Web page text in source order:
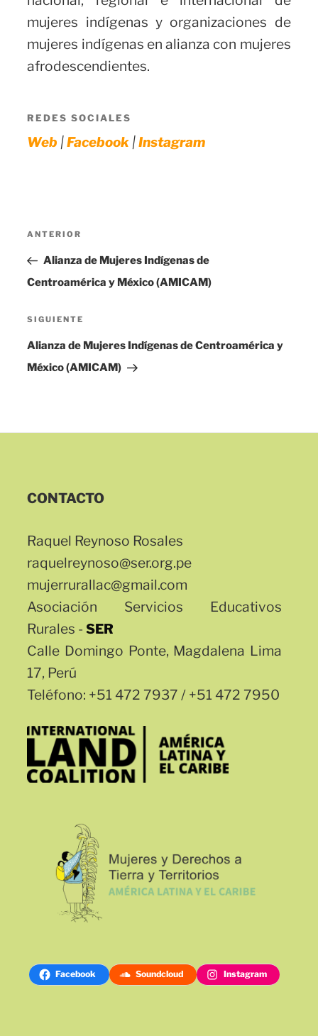
mujeres indígenas y organizaciones de
mujeres indígenas en alianza con mujeres
afrodescendientes.
REDES SOCIALES
Web |Facebook |Instagram
entradas
Entrada
anterior:
ANTERIOR
Alianza de Mujeres Indígenas de
Centroamérica y México (AMICAM)
Siguiente
entrada
SIGUIENTE
Alianza de Mujeres Indígenas de Centroamérica y
México (AMICAM)
CONTACTO
Raquel Reynoso Rosales
raquelreynoso@ser.org.pe
mujerrurallac@gmail.com
Asociación Servicios Educativos
Rurales -SER
Calle Domingo Ponte, Magdalena Lima
17, Perú
Teléfono: +51 472 7937 / +51 472 7950
Facebook Soundcloud Instagram